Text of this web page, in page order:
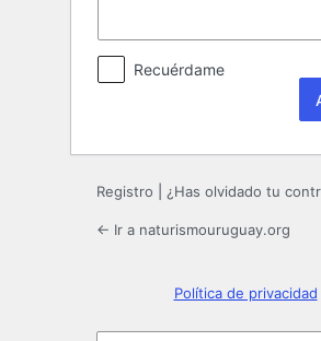
Recuérdame
Registro ¿Has olvidado tu
← Ir a naturismouruguay.org
Política de privacidad